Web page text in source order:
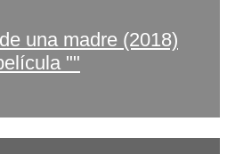
una madre (2018)